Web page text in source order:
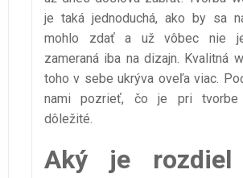
je taká jednoduchá, ako by sa
mohlo zdať a už vôbec nie
zameraná iba na dizajn. Kvalitná
toho v sebe ukrýva oveľa viac.
nami pozrieť, čo je pri tvorbe
dôležité.
Aký je rozdiel